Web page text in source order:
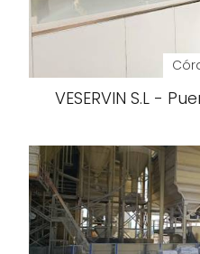
VESERVIN S.L -